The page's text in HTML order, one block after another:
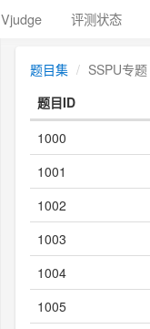
Vjudge 评测状态
题目集 SSPU专题
题目ID
1000
1001
1002
1003
1004
1005